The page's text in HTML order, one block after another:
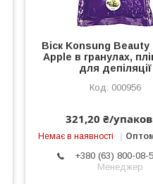
Віск Konsung Beauty
Apple в гранулах,
для депіляції
000956
321,20 ₴/
Немає в наявності Оптом
+380 (63) 800-08-
Менеджер